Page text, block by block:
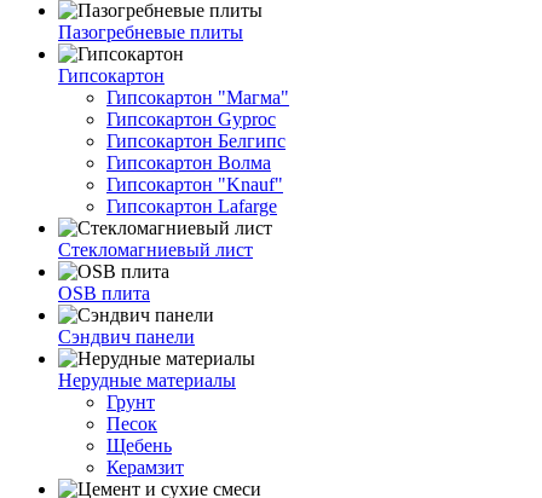
Пазогребневые плиты
Гипсокартон
Гипсокартон "Магма"
Гипсокартон Gyproc
Гипсокартон Белгипс
Гипсокартон Волма
Гипсокартон "Knauf"
Гипсокартон Lafarge
Стекломагниевый лист
OSB плита
Сэндвич панели
Нерудные материалы
Грунт
Песок
Щебень
Керамзит